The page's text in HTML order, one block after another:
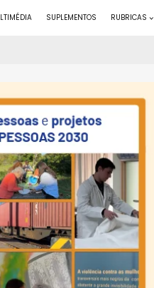
SUPLEMENTOS RUBRICAS